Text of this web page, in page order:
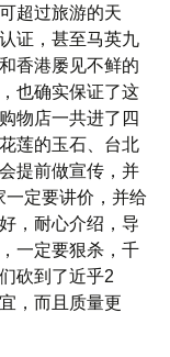
超过旅游的天
证，甚至马英九
香港屡见不鲜的
也确实保证了这
物店一共进了四
莲的玉石、台北
提前做宣传，并
一定要讲价，并给
，耐心介绍，导
一定要狠杀，千
砍到了近乎2
，而且质量更